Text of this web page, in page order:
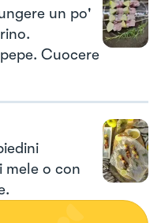
un po'
Cuocere
o con